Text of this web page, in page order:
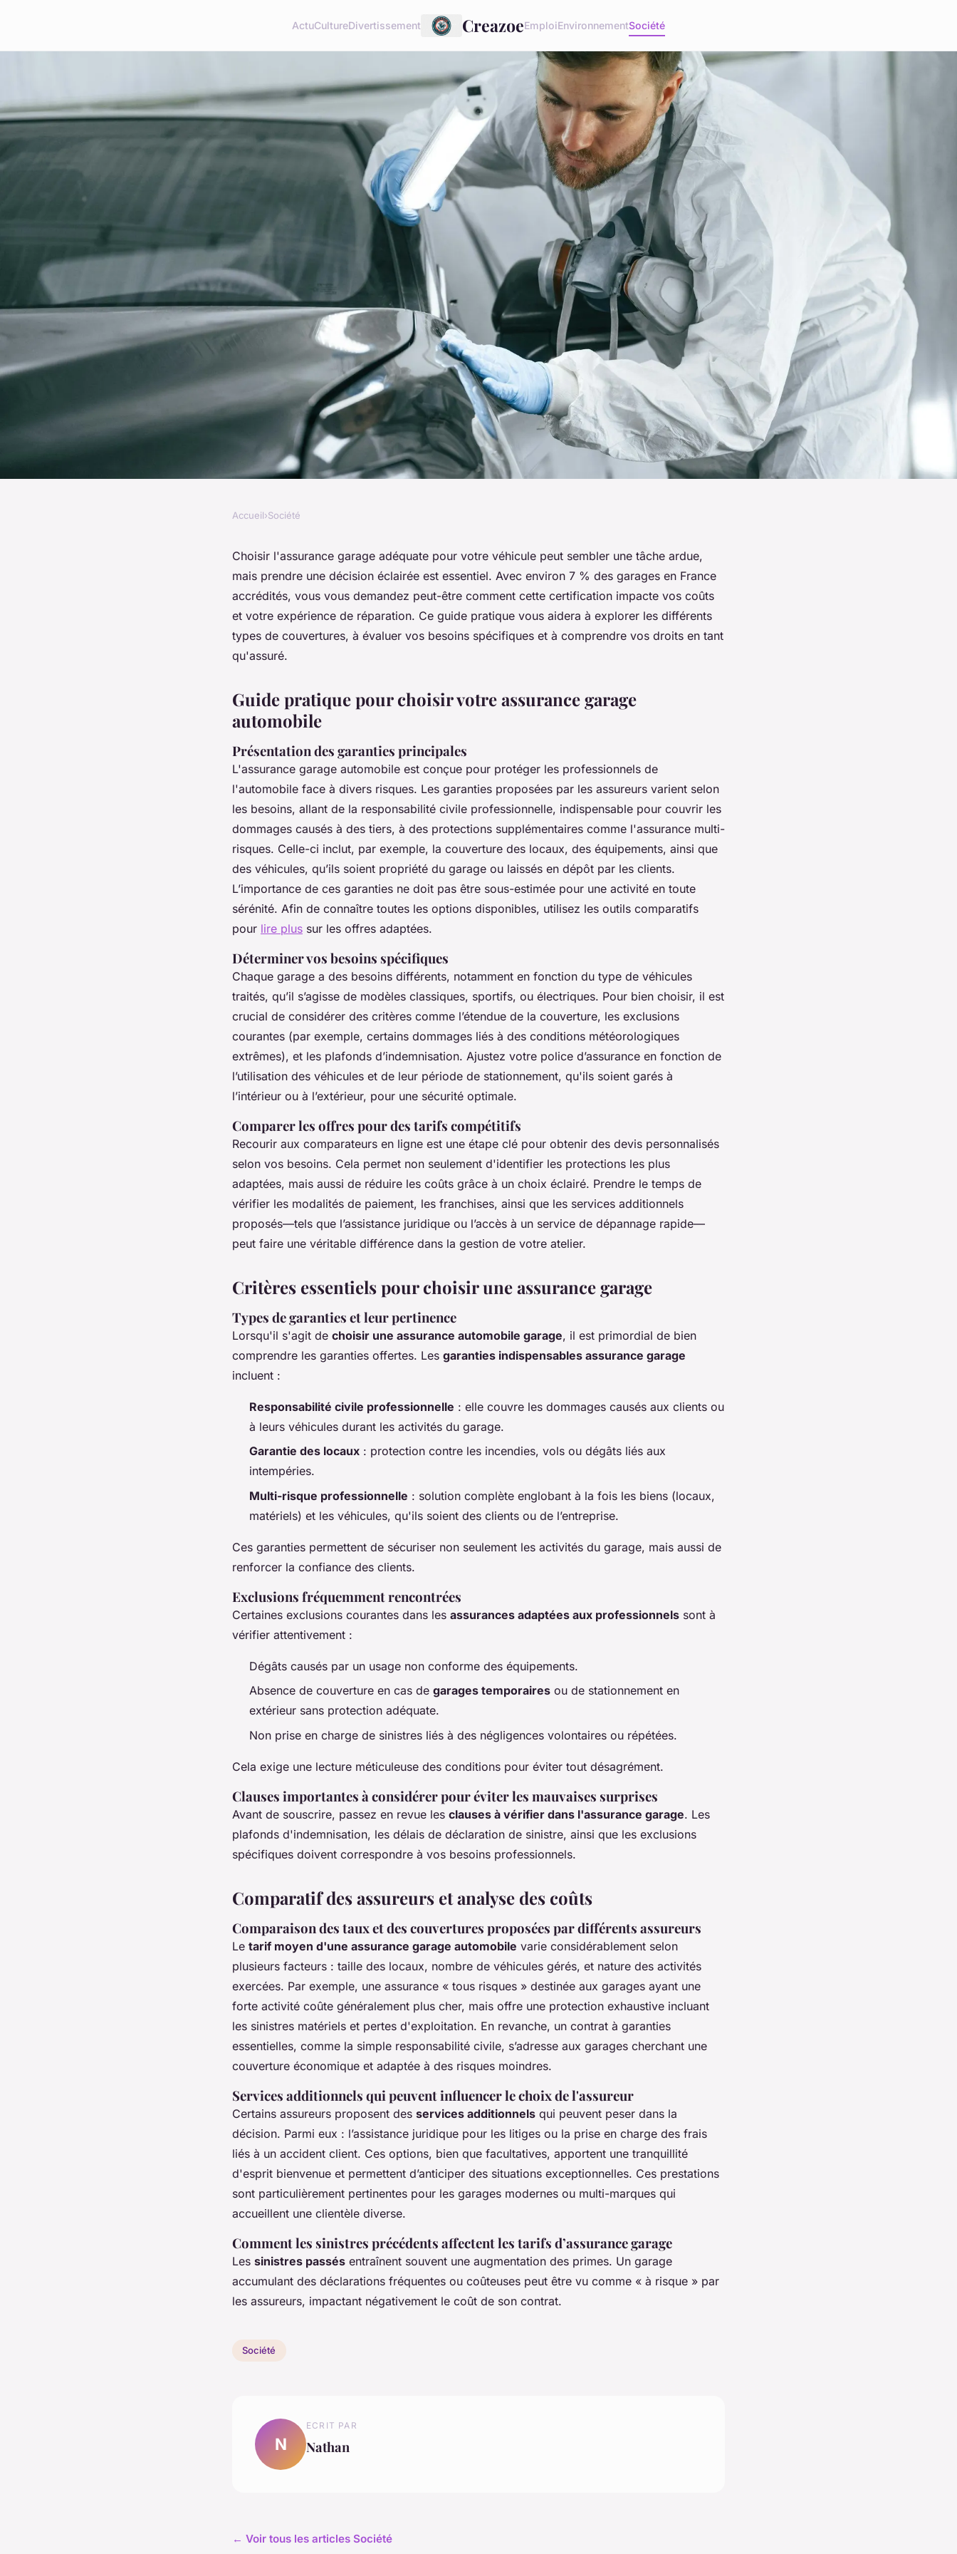
ActuCultureDivertissement CreazoeEmploiEnvironnementSociété
Guide pratique pour choisir votre
assurance garage automobile
4 min de lecture
Accueil›Société
Choisir l'assurance garage adéquate pour votre véhicule peut sembler une tâche ardue,
mais prendre une décision éclairée est essentiel. Avec environ 7 % des garages en France
accrédités, vous vous demandez peut-être comment cette certification impacte vos coûts
et votre expérience de réparation. Ce guide pratique vous aidera à explorer les différents
types de couvertures, à évaluer vos besoins spécifiques et à comprendre vos droits en tant
qu'assuré.
Guide pratique pour choisir votre assurance garage
automobile
Présentation des garanties principales
L'assurance garage automobile est conçue pour protéger les professionnels de
l'automobile face à divers risques. Les garanties proposées par les assureurs varient selon
les besoins, allant de la responsabilité civile professionnelle, indispensable pour couvrir les
dommages causés à des tiers, à des protections supplémentaires comme l'assurance multi-
risques. Celle-ci inclut, par exemple, la couverture des locaux, des équipements, ainsi que
des véhicules, qu’ils soient propriété du garage ou laissés en dépôt par les clients.
L’importance de ces garanties ne doit pas être sous-estimée pour une activité en toute
sérénité. Afin de connaître toutes les options disponibles, utilisez les outils comparatifs
pour lire plus sur les offres adaptées.
Déterminer vos besoins spécifiques
Chaque garage a des besoins différents, notamment en fonction du type de véhicules
traités, qu’il s’agisse de modèles classiques, sportifs, ou électriques. Pour bien choisir, il est
crucial de considérer des critères comme l’étendue de la couverture, les exclusions
courantes (par exemple, certains dommages liés à des conditions météorologiques
extrêmes), et les plafonds d’indemnisation. Ajustez votre police d’assurance en fonction de
l’utilisation des véhicules et de leur période de stationnement, qu'ils soient garés à
l’intérieur ou à l’extérieur, pour une sécurité optimale.
Comparer les offres pour des tarifs compétitifs
Recourir aux comparateurs en ligne est une étape clé pour obtenir des devis personnalisés
selon vos besoins. Cela permet non seulement d'identifier les protections les plus
adaptées, mais aussi de réduire les coûts grâce à un choix éclairé. Prendre le temps de
vérifier les modalités de paiement, les franchises, ainsi que les services additionnels
proposés—tels que l’assistance juridique ou l’accès à un service de dépannage rapide—
peut faire une véritable différence dans la gestion de votre atelier.
Critères essentiels pour choisir une assurance garage
Types de garanties et leur pertinence
Lorsqu'il s'agit de choisir une assurance automobile garage, il est primordial de bien
comprendre les garanties offertes. Les garanties indispensables assurance garage
incluent :
Responsabilité civile professionnelle : elle couvre les dommages causés aux clients ou
à leurs véhicules durant les activités du garage.
Garantie des locaux : protection contre les incendies, vols ou dégâts liés aux
intempéries.
Multi-risque professionnelle : solution complète englobant à la fois les biens (locaux,
matériels) et les véhicules, qu'ils soient des clients ou de l’entreprise.
Ces garanties permettent de sécuriser non seulement les activités du garage, mais aussi de
renforcer la confiance des clients.
Exclusions fréquemment rencontrées
Certaines exclusions courantes dans les assurances adaptées aux professionnels sont à
vérifier attentivement :
Dégâts causés par un usage non conforme des équipements.
Absence de couverture en cas de garages temporaires ou de stationnement en
extérieur sans protection adéquate.
Non prise en charge de sinistres liés à des négligences volontaires ou répétées.
Cela exige une lecture méticuleuse des conditions pour éviter tout désagrément.
Clauses importantes à considérer pour éviter les mauvaises surprises
Avant de souscrire, passez en revue les clauses à vérifier dans l'assurance garage. Les
plafonds d'indemnisation, les délais de déclaration de sinistre, ainsi que les exclusions
spécifiques doivent correspondre à vos besoins professionnels.
Comparatif des assureurs et analyse des coûts
Comparaison des taux et des couvertures proposées par différents assureurs
Le tarif moyen d'une assurance garage automobile varie considérablement selon
plusieurs facteurs : taille des locaux, nombre de véhicules gérés, et nature des activités
exercées. Par exemple, une assurance « tous risques » destinée aux garages ayant une
forte activité coûte généralement plus cher, mais offre une protection exhaustive incluant
les sinistres matériels et pertes d'exploitation. En revanche, un contrat à garanties
essentielles, comme la simple responsabilité civile, s’adresse aux garages cherchant une
couverture économique et adaptée à des risques moindres.
Services additionnels qui peuvent influencer le choix de l'assureur
Certains assureurs proposent des services additionnels qui peuvent peser dans la
décision. Parmi eux : l’assistance juridique pour les litiges ou la prise en charge des frais
liés à un accident client. Ces options, bien que facultatives, apportent une tranquillité
d'esprit bienvenue et permettent d’anticiper des situations exceptionnelles. Ces prestations
sont particulièrement pertinentes pour les garages modernes ou multi-marques qui
accueillent une clientèle diverse.
Comment les sinistres précédents affectent les tarifs d’assurance garage
Les sinistres passés entraînent souvent une augmentation des primes. Un garage
accumulant des déclarations fréquentes ou coûteuses peut être vu comme « à risque » par
les assureurs, impactant négativement le coût de son contrat.
Société
N
ECRIT PAR
Nathan
← Voir tous les articles Société